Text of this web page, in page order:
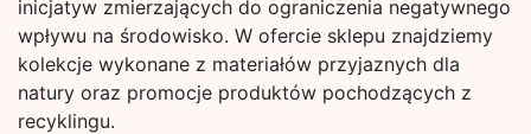
inicjatyw zmierzających do ograniczenia negatywnego
wpływu na środowisko. W ofercie sklepu znajdziemy
kolekcje wykonane z materiałów przyjaznych dla
natury oraz promocje produktów pochodzących z
recyklingu.